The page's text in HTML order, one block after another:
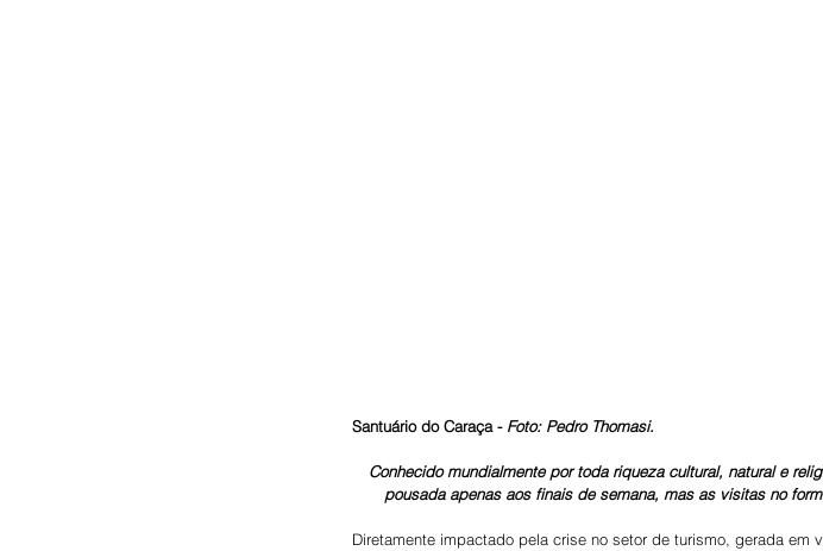
Santuário do Caraça - Foto: Pedro Thomasi.
Conhecido mundialmente por toda riqueza cultural, natural e
pousada apenas aos finais de semana, mas as visitas no
Diretamente impactado pela crise no setor de turismo, gerada em